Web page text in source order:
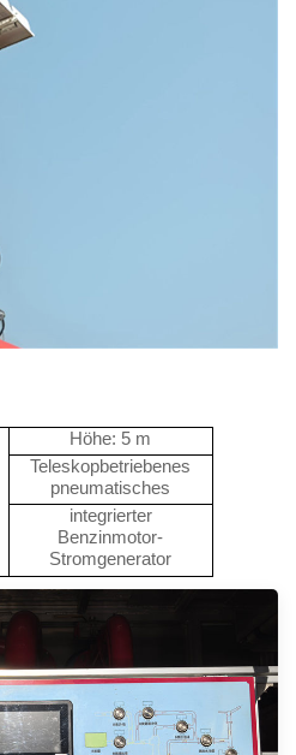
Höhe: 5 m
Teleskopbetriebenes
pneumatisches
integrierter
Benzinmotor-
Stromgenerator